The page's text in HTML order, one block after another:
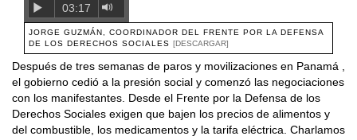
03:17
JORGE GUZMÁN, COORDINADOR DEL FRENTE POR LA DEFENSA
DE LOS DERECHOS SOCIALES [DESCARGAR]
Después de tres semanas de paros y movilizaciones en Panamá ,
el gobierno cedió a la presión social y comenzó las negociaciones
con los manifestantes. Desde el Frente por la Defensa de los
Derechos Sociales exigen que bajen los precios de alimentos y
del combustible, los medicamentos y la tarifa eléctrica. Charlamos